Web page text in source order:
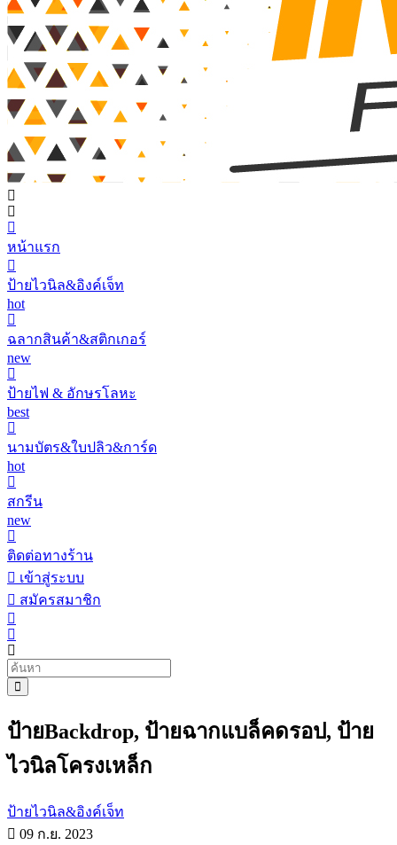
หน้าแรก
ป้ายไวนิล&อิงค์เจ็ท
hot
ฉลากสินค้า&สติกเกอร์
new
ป้ายไฟ & อักษรโลหะ
best
นามบัตร&ใบปลิว&การ์ด
hot
สกรีน
new
ติดต่อทางร้าน
เข้าสู่ระบบ
สมัครสมาชิก
ป้ายBackdrop, ป้ายฉากแบล็คดรอป, ป้าย
ไวนิลโครงเหล็ก
ป้ายไวนิล&อิงค์เจ็ท
09 ก.ย. 2023